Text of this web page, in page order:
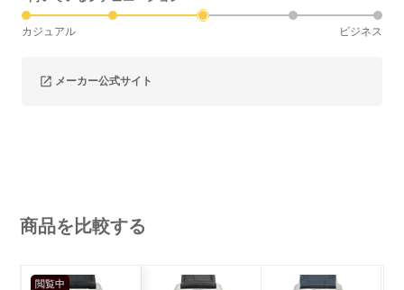
カジュアル ビジネス
メーカー公式サイト
商品を比較する
閲覧中